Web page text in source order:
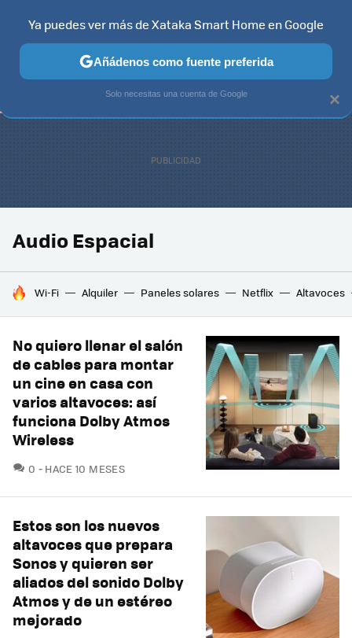
TELEVISORES CONTENIDOS SMART TV SELECCIÓN
Audio Espacial
HOY SE HABLA DE
Wi-Fi Alquiler Paneles solares Netflix Altavoces
No quiero llenar el salón
de cables para montar
un cine en casa con
varios altavoces: así
funciona Dolby Atmos
Wireless
0 COMENTARIOS
HACE 10 MESES
Estos son los nuevos
altavoces que prepara
Sonos y quieren ser
aliados del sonido Dolby
Atmos y de un estéreo
mejorado
×
Ya puedes ver más de Xataka Smart Home en Google
Añádenos como fuente preferida
Solo necesitas una cuenta de Google